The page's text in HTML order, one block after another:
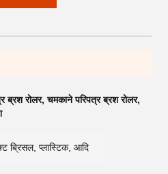
ब्रश रोलर,चमकाने परिपत्र ब्रश रोलर,
ब्रिसल, प्लास्टिक, आदि